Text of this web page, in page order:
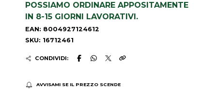
POSSIAMO ORDINARE APPOSITAMENTE
IN 8-15 GIORNI LAVORATIVI.
EAN: 8004927124612
SKU: 16712461
CONDIVIDI:
AVVISAMI SE IL PREZZO SCENDE